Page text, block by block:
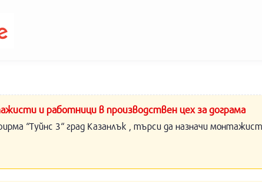
и работници в производствен цех за дограма
“Туйнс 3“ град Казанлък , търси да назначи